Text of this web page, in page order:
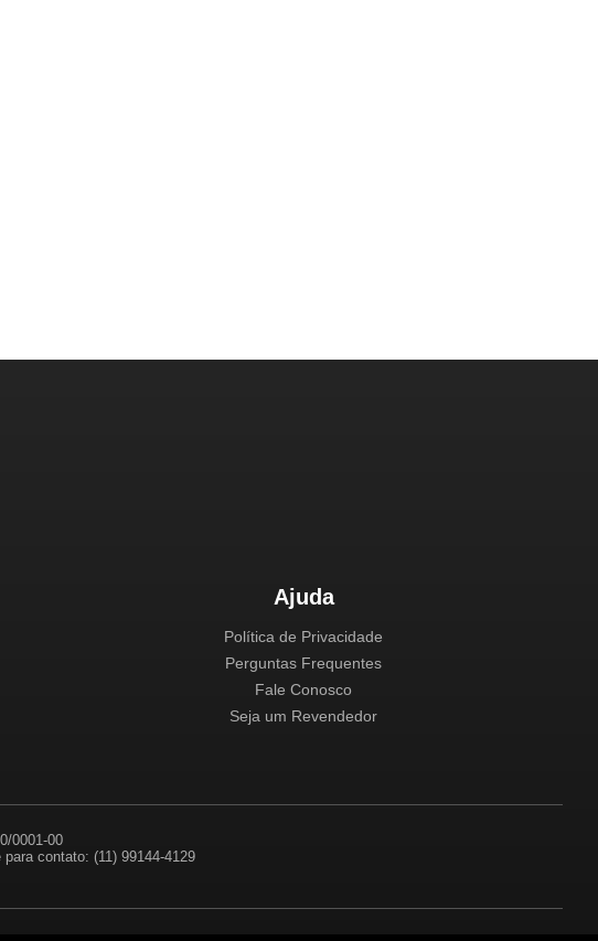
Ajuda
Política de Privacidade
Perguntas Frequentes
Fale Conosco
Seja um Revendedor
0001-00
para contato: (11) 99144-4129